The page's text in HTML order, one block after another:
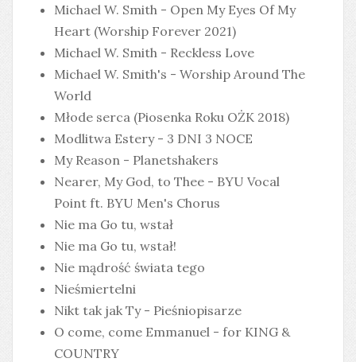
Michael W. Smith - Open My Eyes Of My
Heart (Worship Forever 2021)
Michael W. Smith - Reckless Love
Michael W. Smith's - Worship Around The
World
Młode serca (Piosenka Roku OŻK 2018)
Modlitwa Estery - 3 DNI 3 NOCE
My Reason - Planetshakers
Nearer, My God, to Thee - BYU Vocal
Point ft. BYU Men's Chorus
Nie ma Go tu, wstał
Nie ma Go tu, wstał!
Nie mądrość świata tego
Nieśmiertelni
Nikt tak jak Ty - Pieśniopisarze
O come, come Emmanuel - for KING &
COUNTRY